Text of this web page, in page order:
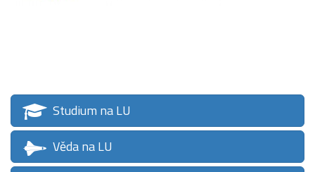
Studium na LU
Věda na LU